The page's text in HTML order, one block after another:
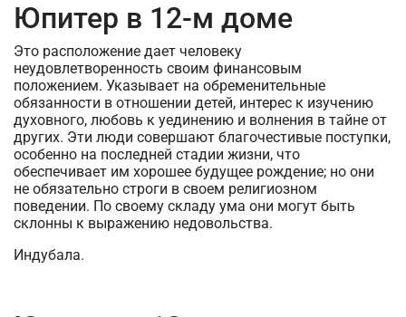
Юпитер в 12-м доме
Это расположение дает человеку
неудовлетворенность своим финансовым
положением. Указывает на обременительные
обязанности в отношении детей, интерес к изучению
духовного, любовь к уединению и волнения в тайне от
других. Эти люди совершают благочестивые поступки,
особенно на последней стадии жизни, что
обеспечивает им хорошее будущее рождение; но они
не обязательно строги в своем религиозном
поведении. По своему складу ума они могут быть
склонны к выражению недовольства.
Индубала.